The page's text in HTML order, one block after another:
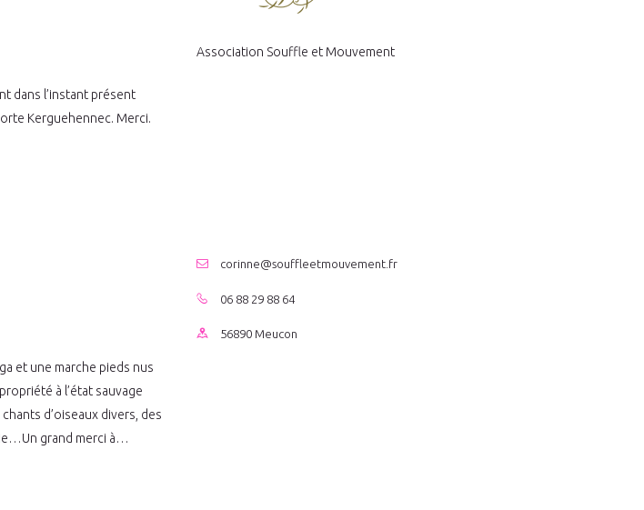
dans l’instant présent
Kerguehennec. Merci.
et une marche pieds nus
à l’état sauvage
d’oiseaux divers, des
grand merci à…
Association Souffle et Mouvement
corinne@souffleetmouvement.fr
06 88 29 88 64
56890 Meucon